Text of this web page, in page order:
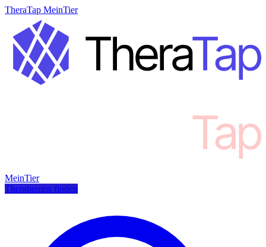
TheraTap MeinTier
MeinTier
Therapeuten finden